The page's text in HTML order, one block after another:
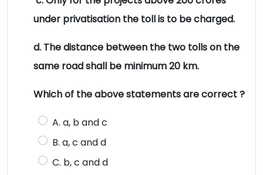
under privatisation the toll is to be charged.
d. The distance between the two tolls on the
same road shall be minimum 20 km.
Which of the above statements are correct ?
A. a, b and c
B. a, c and d
C. b, c and d